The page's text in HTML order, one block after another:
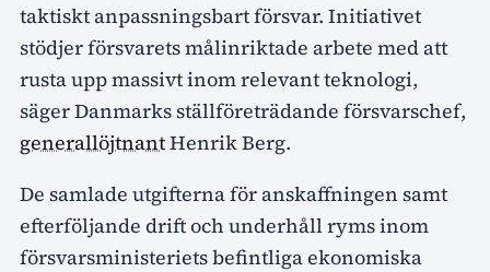
taktiskt anpassningsbart försvar. Initiativet
stödjer försvarets målinriktade arbete med att
rusta upp massivt inom relevant teknologi,
säger Danmarks ställföreträdande försvarschef,
generallöjtnantHenrik Berg.
De samlade utgifterna för anskaffningen samt
efterföljande drift och underhåll ryms inom
försvarsministeriets befintliga ekonomiska